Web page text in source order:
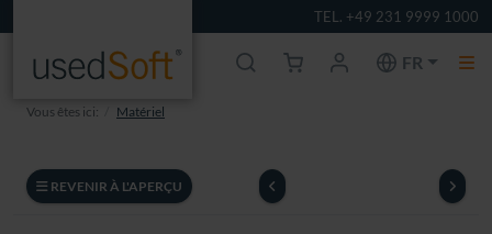
TEL. +49 231 9999 1000
FR
Vous êtes ici: Matériel
REVENIR À L'APERÇU